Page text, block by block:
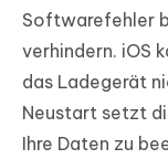
Softwarefehler
verhindern. iOS
das Ladegerät
Neustart setzt
Ihre Daten zu